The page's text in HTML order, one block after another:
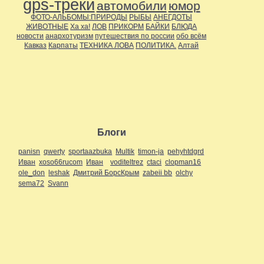
gps-треки автомобили юмор
ФОТО-АЛЬБОМЫ:ПРИРОДЫ РЫБЫ АНЕГДОТЫ
ЖИВОТНЫЕ Ха ха! ЛОВ ПРИКОРМ БАЙКИ БЛЮДА
новости анархотуризм путешествия по россии обо всём
Кавказ Карпаты ТЕХНИКА ЛОВА ПОЛИТИКА. Алтай
Блоги
panisn qwerty sportaazbuka Multik timon-ja pehyhtdgrd
Иван xoso66rucom Иван voditeltrez ctaci clopman16
ole_don leshak Дмитрий БорсКрым zabeii bb olchy
sema72 Svann